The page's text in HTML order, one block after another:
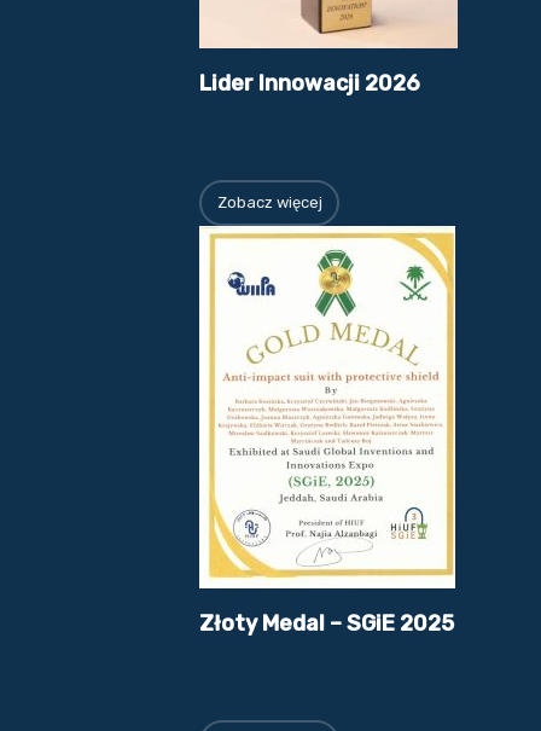
Lider Innowacji 2026
Zobacz więcej
Złoty Medal – SGiE 2025